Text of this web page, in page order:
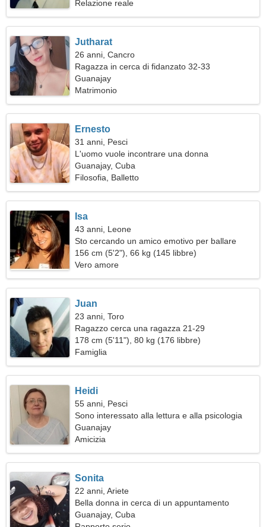
Relazione reale
Jutharat
26 anni, Cancro
Ragazza in cerca di fidanzato 32-33
Guanajay
Matrimonio
Ernesto
31 anni, Pesci
L'uomo vuole incontrare una donna
Guanajay, Cuba
Filosofia, Balletto
Isa
43 anni, Leone
Sto cercando un amico emotivo per ballare
insieme
156 cm (5'2"), 66 kg (145 libbre)
Vero amore
Juan
23 anni, Toro
Ragazzo cerca una ragazza 21-29
178 cm (5'11"), 80 kg (176 libbre)
Famiglia
Heidi
55 anni, Pesci
Sono interessato alla lettura e alla psicologia
Guanajay
Amicizia
Sonita
22 anni, Ariete
Bella donna in cerca di un appuntamento
Guanajay, Cuba